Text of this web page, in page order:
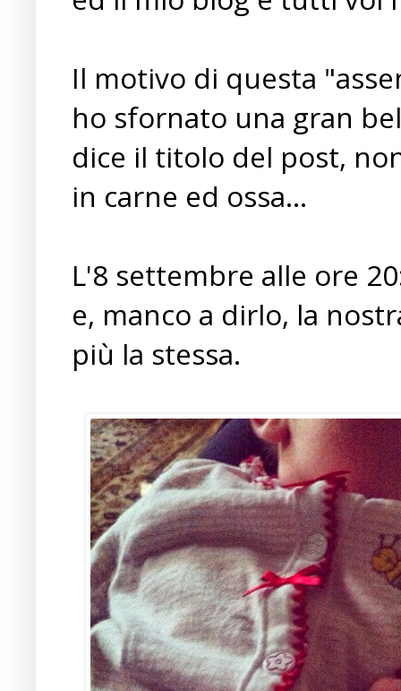
Il motivo di questa
ho sfornato una gran
dice il titolo del post,
in carne ed ossa...
L'8 settembre alle ore
e, manco a dirlo, la
più la stessa.